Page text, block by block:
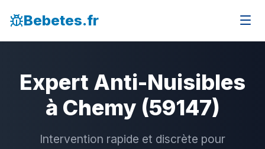
Bebetes.fr
Expert Anti-Nuisibles
à Chemy (59147)
Intervention rapide et discrète pour